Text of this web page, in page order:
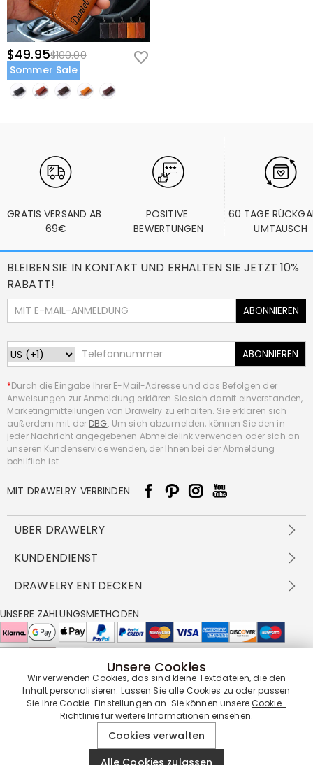
$49.95$100.00
Sommer Sale
GRATIS VERSAND AB
69€
POSITIVE
BEWERTUNGEN
60 TAGE
UMTAUSCH
BLEIBEN SIE IN KONTAKT UND ERHALTEN SIE JETZT 10%
RABATT!
ABONNIEREN
ABONNIEREN
*Durch die Eingabe Ihrer E-Mail-Adresse und das Befolgen der
Anweisungen zur Anmeldung erklären Sie sich damit einverstanden,
Marketingmitteilungen von Drawelry zu erhalten. Sie erklären sich
außerdem mit der DBG. Um sich abzumelden, können Sie den in
jeder Nachricht angegebenen Abmeldelink verwenden oder sich an
unseren Kundenservice wenden, der Ihnen bei der Abmeldung
behilflich ist.
MIT DRAWELRY VERBINDEN
ÜBER DRAWELRY
Über Uns
DBG
FAQ
Cookie-Richtlinie
KUNDENDIENST
Versandbedingungen
Rückgabe & Umtausch
Pflegehinweis
DRAWELRY ENTDECKEN
Großhandelsangebot
Drawelry Prime
Bonusprogramm
UNSERE ZAHLUNGSMETHODEN
UNSERE LIEFERPARTNER
UNSERE SERVICEGARANTIE
Unsere Cookies
Wir verwenden Cookies, das sind kleine Textdateien, die den
Inhalt personalisieren. Lassen Sie alle Cookies zu oder passen
Sie Ihre Cookie-Einstellungen an. Sie können unsereCookie-
Richtliniefür weitere Informationen einsehen.
Cookies verwalten
Alle Cookies zulassen